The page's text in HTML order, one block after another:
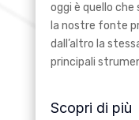
oggi è quello
la nostre fonte
dall’altro la
principali
Scopri di più